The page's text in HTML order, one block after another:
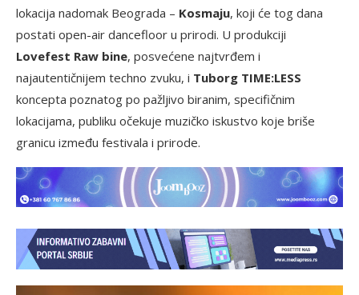
lokacija nadomak Beograda – Kosmaju, koji će tog dana
postati open-air dancefloor u prirodi. U produkciji
Lovefest Raw bine, posvećene najtvrđem i
najautentičnijem techno zvuku, i Tuborg TIME:LESS
koncepta poznatog po pažljivo biranim, specifičnim
lokacijama, publiku očekuje muzičko iskustvo koje briše
granicu između festivala i prirode.